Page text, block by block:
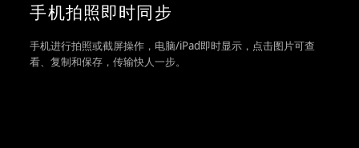
手机拍照即时同步
手机进行拍照或截屏操作，电脑/iPad即时显示，点击图片可查
看、复制和保存，传输快人一步。